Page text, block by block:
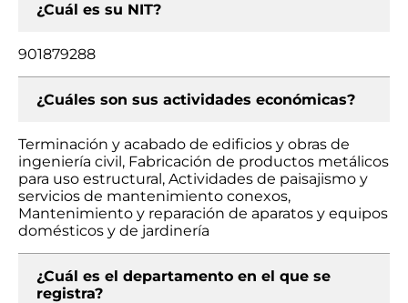
¿Cuál es su NIT?
901879288
¿Cuáles son sus actividades económicas?
Terminación y acabado de edificios y obras de
ingeniería civil, Fabricación de productos metálicos
para uso estructural, Actividades de paisajismo y
servicios de mantenimiento conexos,
Mantenimiento y reparación de aparatos y equipos
domésticos y de jardinería
¿Cuál es el departamento en el que se
registra?